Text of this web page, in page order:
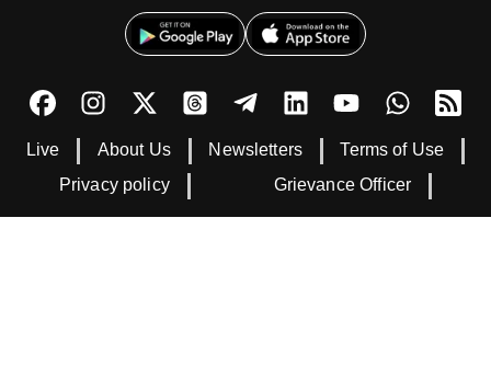
Live About Us Newsletters
Terms of Use
Privacy policy
Grievance Officer